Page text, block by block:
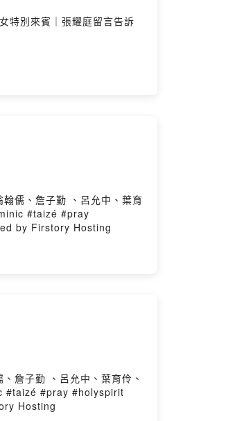
特別來賓｜張耀庭留言告訴
儒、詹子勤 、呂允中、葉育
#taizé #pray
by Firstory Hosting
詹子勤 、呂允中、葉育伶、
#taizé #pray #holyspirit
Hosting